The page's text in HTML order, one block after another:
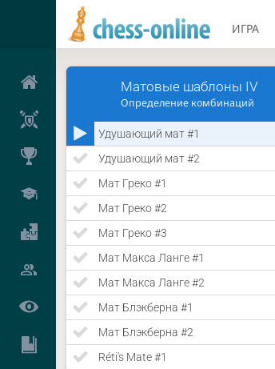
ИГРА
Матовые шаблоны IV
Определение комбинаций
Удушающий мат #1
Удушающий мат #2
Мат Греко #1
Мат Греко #2
Мат Греко #3
Мат Макса Ланге #1
Мат Макса Ланге #2
Мат Блэкберна #1
Мат Блэкберна #2
Réti's Mate #1